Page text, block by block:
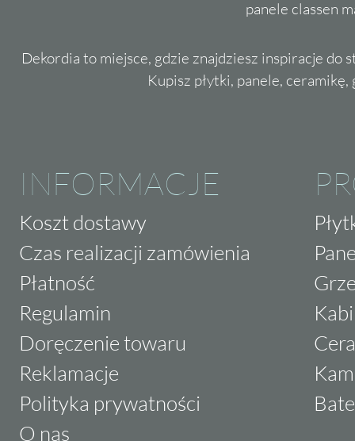
panele classen
Dekordia to miejsce, gdzie znajdziesz inspiracje do
Kupisz płytki, panele,
INFORMACJE
Koszt dostawy
Czas realizacji zamówienia
Płatność
Regulamin
Doręczenie towaru
Reklamacje
Polityka prywatności
O nas